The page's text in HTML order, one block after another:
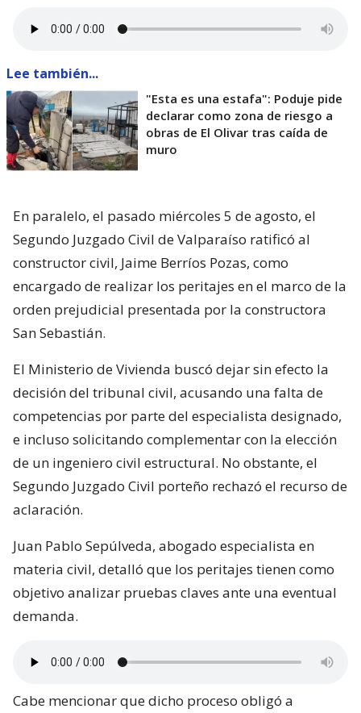
Lee también...
"Esta es una estafa": Poduje pide
declarar como zona de riesgo a
obras de El Olivar tras caída de
muro
En paralelo, el pasado miércoles 5 de agosto, el
Segundo Juzgado Civil de Valparaíso ratificó al
constructor civil, Jaime Berríos Pozas, como
encargado de realizar los peritajes en el marco de la
orden prejudicial presentada por la constructora
San Sebastián.
El Ministerio de Vivienda buscó dejar sin efecto la
decisión del tribunal civil, acusando una falta de
competencias por parte del especialista designado,
e incluso solicitando complementar con la elección
de un ingeniero civil estructural. No obstante, el
Segundo Juzgado Civil porteño rechazó el recurso de
aclaración.
Juan Pablo Sepúlveda, abogado especialista en
materia civil, detalló que los peritajes tienen como
objetivo analizar pruebas claves ante una eventual
demanda.
Cabe mencionar que dicho proceso obligó a